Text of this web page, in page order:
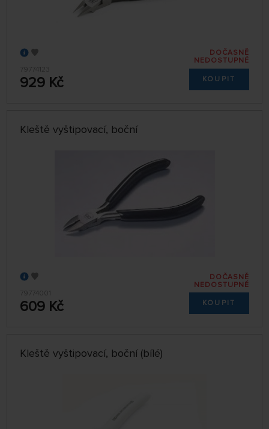
79774123
929 Kč
DOČASNĚ
NEDOSTUPNÉ
KOUPIT
Kleště vyštipovací, boční
79774001
609 Kč
DOČASNĚ
NEDOSTUPNÉ
KOUPIT
Kleště vyštipovací, boční (bílé)